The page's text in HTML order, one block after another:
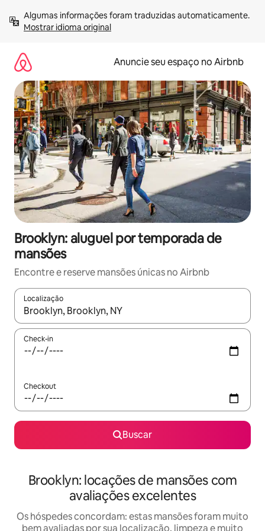
para
Mostrar idioma original
Anuncie seu espaço no Airbnb
Brooklyn: aluguel por temporada de
mansões
Encontre e reserve mansões únicas no Airbnb
Localização
Quando os resultados estiverem disponíveis, explore-os
Check-in
Checkout
Buscar
Brooklyn: locações de mansões com
avaliações excelentes
Os hóspedes concordam: estas mansões foram muito
bem avaliadas por sua localização, limpeza e muito